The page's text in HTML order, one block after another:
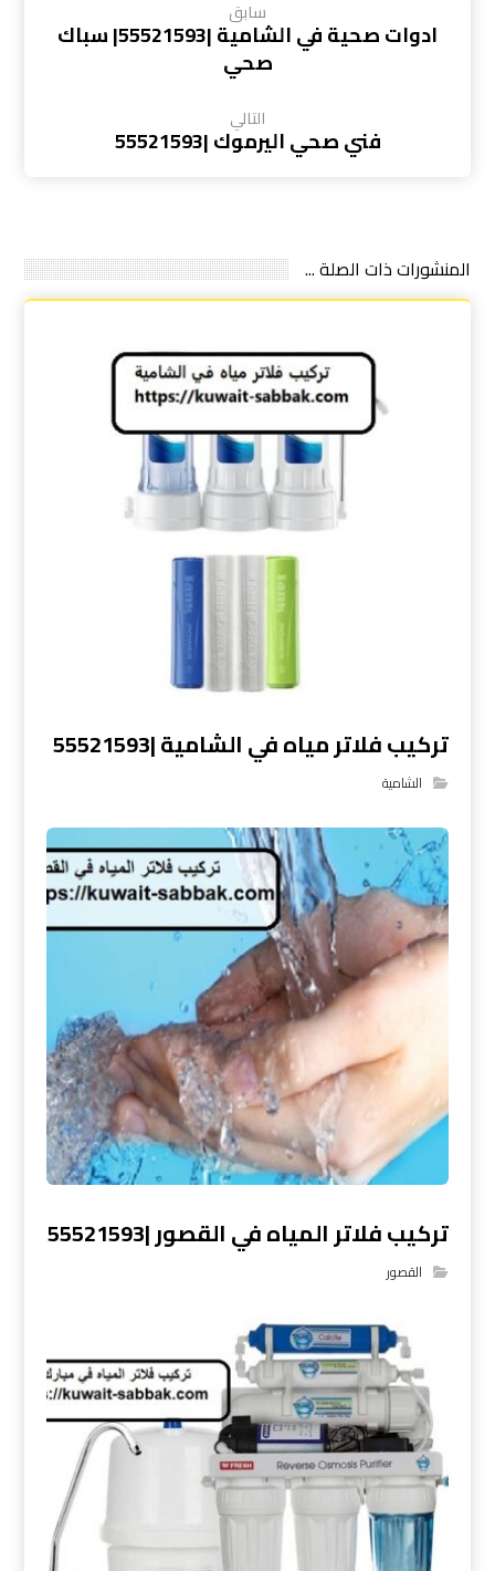
سابق
ادوات صحية في الشامية |55521593| سباك
صحي
التالي
فني صحي اليرموك |55521593
المنشورات ذات الصلة ...
تركيب فلاتر مياه في الشامية |55521593
الشامية
تركيب فلاتر المياه في القصور |55521593
القصور